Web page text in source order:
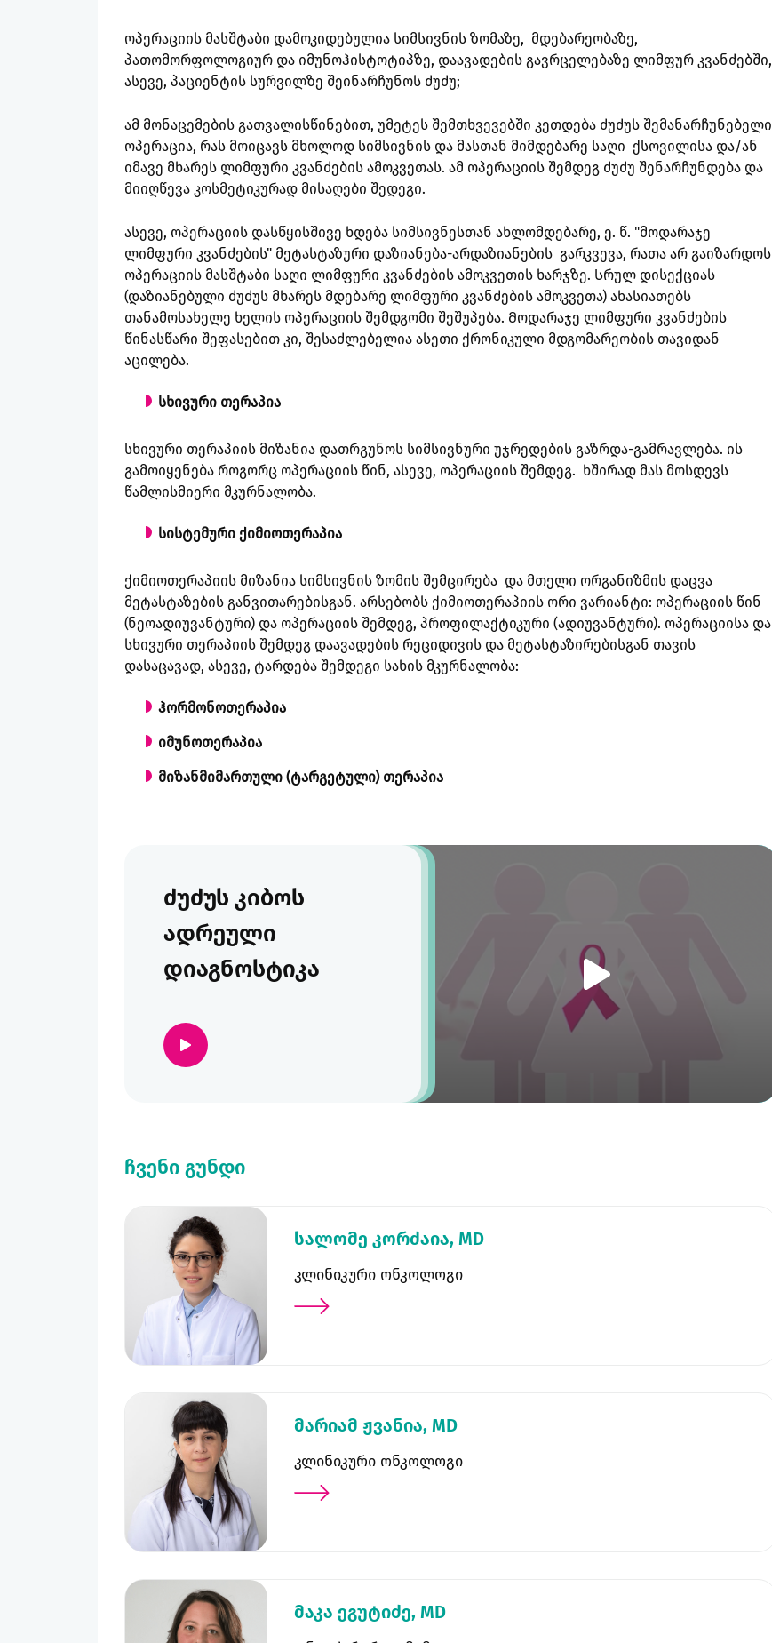
ოპერაციის მასშტაბი დამოკიდებულია სიმსივნის ზომაზე, მდებარეობაზე,
პათომორფოლოგიურ და იმუნოჰისტოტიპზე, დაავადების გავრცელებაზე ლიმფურ კვანძებში,
ასევე, პაციენტის სურვილზე შეინარჩუნოს ძუძუ;
ამ მონაცემების გათვალისწინებით, უმეტეს შემთხვევებში კეთდება ძუძუს შემანარჩუნებელი
ოპერაცია, რას მოიცავს მხოლოდ სიმსივნის და მასთან მიმდებარე საღი ქსოვილისა და/ან
იმავე მხარეს ლიმფური კვანძების ამოკვეთას. ამ ოპერაციის შემდეგ ძუძუ შენარჩუნდება და
მიიღწევა კოსმეტიკურად მისაღები შედეგი.
ასევე, ოპერაციის დასწყისშივე ხდება სიმსივნესთან ახლომდებარე, ე. წ. "მოდარაჯე
ლიმფური კვანძების" მეტასტაზური დაზიანება-არდაზიანების გარკვევა, რათა არ გაიზარდოს
ოპერაციის მასშტაბი საღი ლიმფური კვანძების ამოკვეთის ხარჯზე. Სრულ დისექციას
(დაზიანებული ძუძუს მხარეს მდებარე ლიმფური კვანძების ამოკვეთა) ახასიათებს
თანამოსახელე ხელის ოპერაციის შემდგომი შეშუპება. Მოდარაჯე ლიმფური კვანძების
წინასწარი შეფასებით კი, შესაძლებელია ასეთი ქრონიკული მდგომარეობის თავიდან
აცილება.
სხივური თერაპია
სხივური თერაპიის მიზანია დათრგუნოს სიმსივნური უჯრედების გაზრდა-გამრავლება. ის
გამოიყენება როგორც ოპერაციის წინ, ასევე, ოპერაციის შემდეგ. ხშირად მას მოსდევს
წამლისმიერი მკურნალობა.
სისტემური ქიმიოთერაპია
ქიმიოთერაპიის მიზანია სიმსივნის ზომის შემცირება და მთელი ორგანიზმის დაცვა
მეტასტაზების განვითარებისგან. არსებობს ქიმიოთერაპიის ორი ვარიანტი: ოპერაციის წინ
(ნეოადიუვანტური) და ოპერაციის შემდეგ, პროფილაქტიკური (ადიუვანტური). ოპერაციისა და
სხივური თერაპიის შემდეგ დაავადების რეციდივის და მეტასტაზირებისგან თავის
დასაცავად, ასევე, ტარდება შემდეგი სახის მკურნალობა:
ჰორმონოთერაპია
იმუნოთერაპია
მიზანმიმართული (ტარგეტული) თერაპია
ძუძუს კიბოს
ადრეული
დიაგნოსტიკა
ჩვენი გუნდი
სალომე კორძაია, MD
კლინიკური ონკოლოგი
მარიამ ჟვანია, MD
კლინიკური ონკოლოგი
მაკა ეგუტიძე, MD